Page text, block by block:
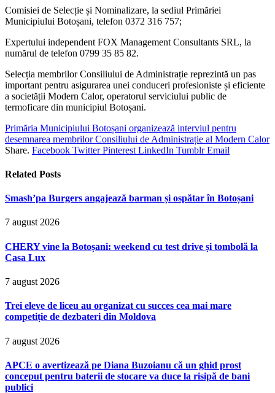
Comisiei de Selecție și Nominalizare, la sediul Primăriei
Municipiului Botoșani, telefon 0372 316 757;
Expertului independent FOX Management Consultants SRL, la
numărul de telefon 0799 35 85 82.
Selecția membrilor Consiliului de Administrație reprezintă un pas
important pentru asigurarea unei conduceri profesioniste și eficiente
a societății Modern Calor, operatorul serviciului public de
termoficare din municipiul Botoșani.
Primăria Municipiului Botoșani organizează interviul pentru
desemnarea membrilor Consiliului de Administrație al Modern Calor
Share. Facebook Twitter Pinterest LinkedIn Tumblr Email
Related Posts
Smash’pa Burgers angajează barman și ospătar în Botoșani
7 august 2026
CHERY vine la Botoșani: weekend cu test drive și tombolă la
Casa Lux
7 august 2026
Trei eleve de liceu au organizat cu succes cea mai mare
competiție de dezbateri din Moldova
7 august 2026
APCE o avertizează pe Diana Buzoianu că un ghid prost
conceput pentru baterii de stocare va duce la risipă de bani
publici